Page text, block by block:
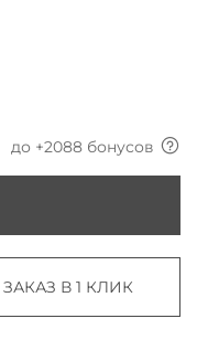
до +2088 бонусов
ЗАКАЗ В 1 КЛИК